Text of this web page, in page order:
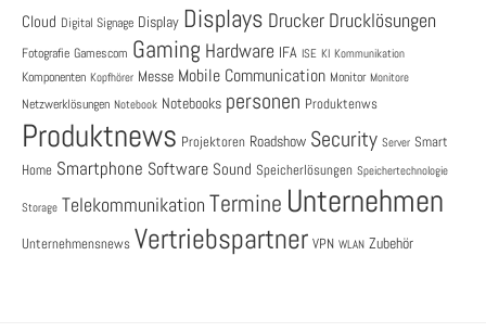
Cloud Digital Signage Display Displays Drucker Drucklösungen
Fotografie Gamescom Gaming Hardware IFA ISE KI Kommunikation
Komponenten Kopfhörer Messe Mobile Communication Monitor Monitore
Netzwerklösungen Notebook Notebooks personen Produktenws
Produktnews Projektoren Roadshow Security Server Smart
Home Smartphone Software Sound Speicherlösungen Speichertechnologie
Storage Telekommunikation Termine Unternehmen
Unternehmensnews Vertriebspartner VPN WLAN Zubehör